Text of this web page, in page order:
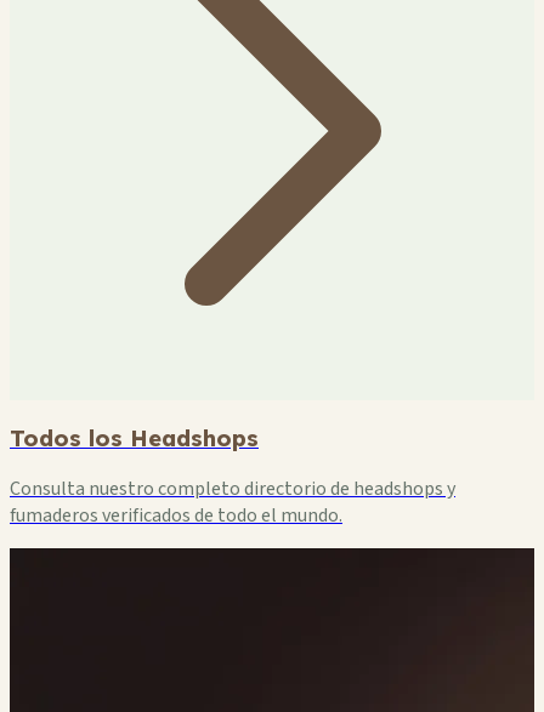
Todos los Headshops
Consulta nuestro completo directorio de headshops y
fumaderos verificados de todo el mundo.